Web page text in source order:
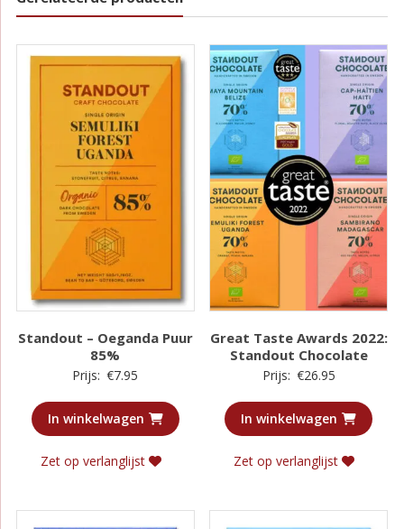
Standout – Oeganda Puur
85%
Prijs: €7.95
In winkelwagen
Zet op verlanglijst
Great Taste Awards 2022:
Standout Chocolate
Prijs: €26.95
In winkelwagen
Zet op verlanglijst